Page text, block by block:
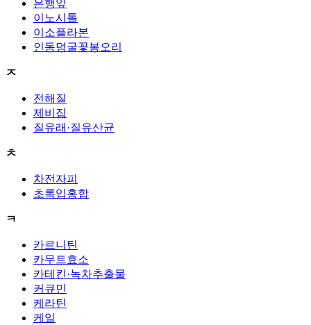
은행잎
이노시톨
이소플라본
인동덩굴꽃봉오리
ㅈ
전해질
제비집
질유래·질유산균
ㅊ
차전자피
초록입홍합
ㅋ
카르니틴
카무트효소
카테킨·녹차추출물
커큐민
케라틴
케일